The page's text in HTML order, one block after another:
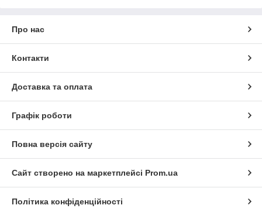
Про нас
Контакти
Доставка та оплата
Графік роботи
Повна версія сайту
Сайт створено на маркетплейсі Prom.ua
Політика конфіденційності